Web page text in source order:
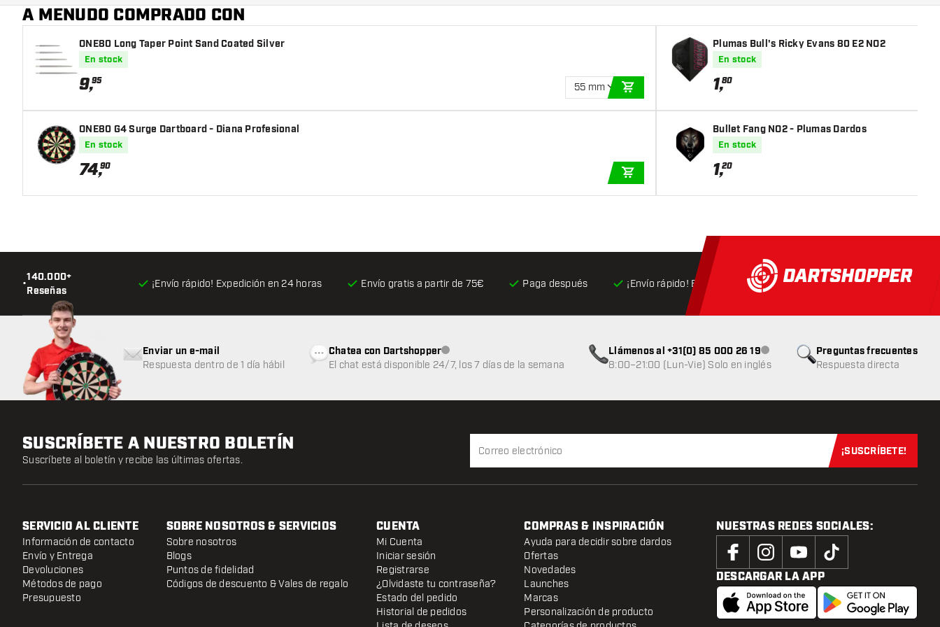
A MENUDO COMPRADO CON
ONE80 Long Taper Point Sand Coated Silver
En stock
9,95
55 mm
AÑADIR A LA CESTA
ONE80 G4 Surge Dartboard - Diana Profesional
En stock
74,90
AÑADIR A LA CESTA
Plumas Bull's Ricky Evans 80 E2 NO2
En stock
1,80
Bullet Fang NO2 - Plumas Dardos
En stock
1,20
•
140.000+
Reseñas
¡Envío rápido! Expedición en 24 horas Envío gratis a partir de 75€ Paga después ¡Envío rápido! Expedición en 24 horas Envío gratisa partir
Preguntas frecuentes
Respuesta directa
Enviar un e-mail
Respuesta dentro de 1 día hábil
Chatea con DartshopperAtención al cliente no disponible
El chat está disponible 24/7, los 7 días de la semana
Llámenos al +31(0) 85 000 26 19Atención al cliente no disponible
8:00–21:00 (Lun-Vie) Solo en inglés
SUSCRÍBETE A NUESTRO BOLETÍN
Suscríbete al boletín y recibe las últimas ofertas.
Suscríbete
¡SUSCRÍBETE!
SERVICIO AL CLIENTE
Información de contacto
Envío y Entrega
Devoluciones
Métodos de pago
Presupuesto
SOBRE NOSOTROS & SERVICIOS
Sobre nosotros
Blogs
Puntos de fidelidad
Códigos de descuento & Vales de regalo
CUENTA
Mi Cuenta
Iniciar sesión
Registrarse
¿Olvidaste tu contraseña?
Estado del pedido
Historial de pedidos
COMPRAS & INSPIRACIÓN
Ayuda para decidir sobre dardos
Ofertas
Novedades
Launches
Marcas
Personalización de producto
NUESTRAS REDES SOCIALES:
DESCARGAR LA APP